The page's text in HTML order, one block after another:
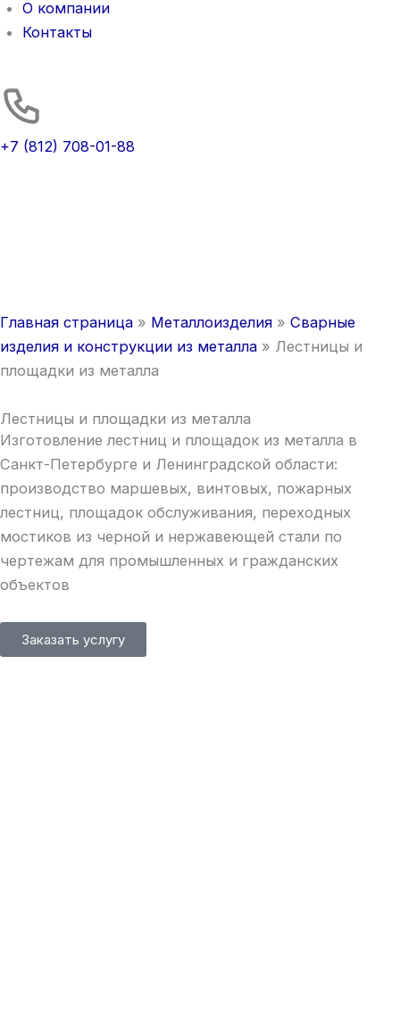
О компании
Контакты
+7 (812) 708-01-88
Главная страница » Металлоизделия » Сварные
изделия и конструкции из металла » Лестницы и
площадки из металла
Лестницы и площадки из металла
Изготовление лестниц и площадок из металла в
Санкт-Петербурге и Ленинградской области:
производство маршевых, винтовых, пожарных
лестниц, площадок обслуживания, переходных
мостиков из черной и нержавеющей стали по
чертежам для промышленных и гражданских
объектов
Заказать услугу